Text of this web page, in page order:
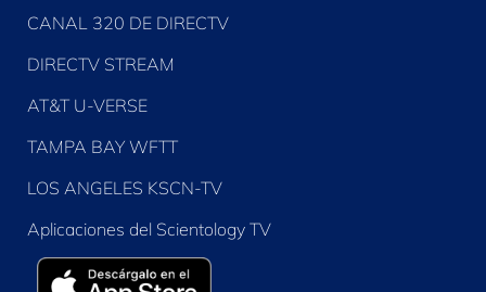
CANAL 320 DE DIRECTV
DIRECTV STREAM
AT&T U-VERSE
TAMPA BAY WFTT
LOS ANGELES KSCN-TV
Aplicaciones del Scientology TV